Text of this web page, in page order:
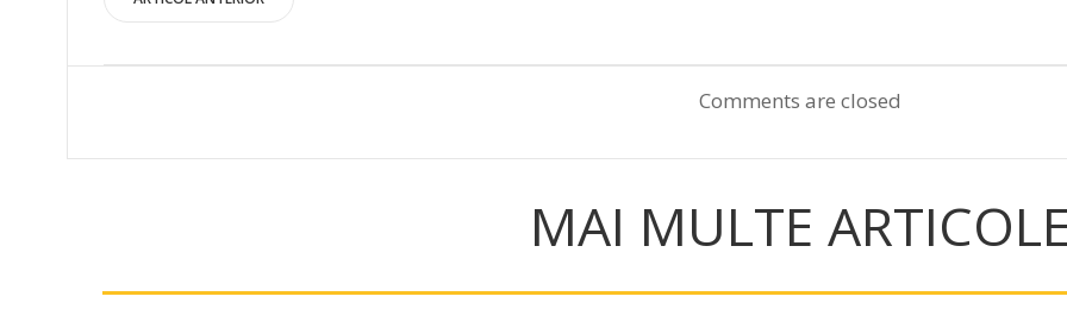
navigation
navigation
Comments are closed
MAI MULTE